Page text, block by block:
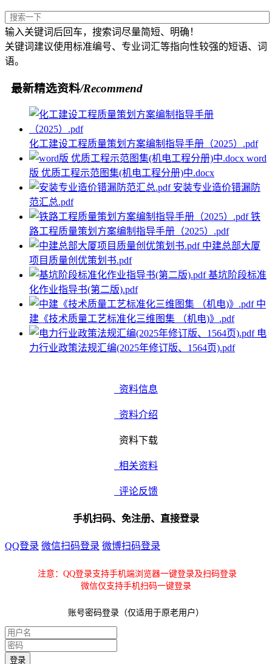
输入关键词后回车，搜索词尽量简短、明确！
关键词建议使用标准编号、专业词汇等指向性较强的短语、词
语。
最新精选资料/Recommend
化工建设工程质量策划方案编制指导手册（2025）.pdf
word
版 优质工程示范图集(机电工程分册)中.docx
安装专业造价错漏防
范汇总.pdf
铁
路工程质量策划方案编制指导手册（2025）.pdf
中建总部大厦
项目质量创优策划书.pdf
基坑阶段标准
化作业指导书(第二版).pdf
中
建《技术质量工艺标准化三维图集 （机电)》.pdf
电
力行业政策法规汇编(2025年修订版、1564页).pdf
资料信息
资料介绍
资料下载
相关资料
评论反馈
手机扫码、免注册、直接登录
QQ登录 微信扫码登录 微博扫码登录
注意：QQ登录支持手机端浏览器一键登录及扫码登录
微信仅支持手机扫码一键登录
账号密码登录（仅适用于原老用户）